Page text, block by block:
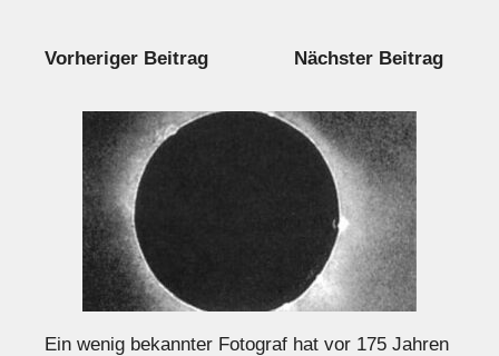
Vorheriger Beitrag Nächster Beitrag
Ein wenig bekannter Fotograf hat vor 175 Jahren